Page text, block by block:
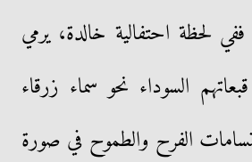
ففي لحظة احتفالية خالدة، يرمي
السوداء نحو سماء زرقاء
الفرح والطموح في صورة